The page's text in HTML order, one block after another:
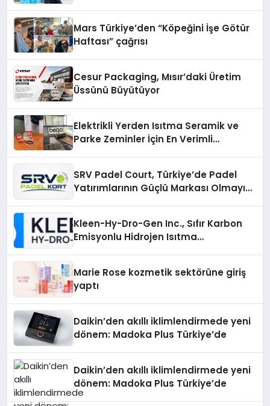
Mars Türkiye’den “Köpeğini İşe Götür
Haftası” çağrısı
Cesur Packaging, Mısır’daki Üretim
Üssünü Büyütüyor
Elektrikli Yerden Isıtma Seramik ve
Parke Zeminler İçin En Verimli
SRV Padel Court, Türkiye’de Padel
Yatırımlarının Güçlü Markası Olmayı
Kleen-Hy-Dro-Gen Inc., Sıfır Karbon
Emisyonlu Hidrojen Isıtma
Marie Rose kozmetik sektörüne giriş
yaptı
Daikin’den akıllı iklimlendirmede yeni
dönem: Madoka Plus Türkiye’de
Daikin’den akıllı iklimlendirmede yeni
dönem: Madoka Plus Türkiye’de